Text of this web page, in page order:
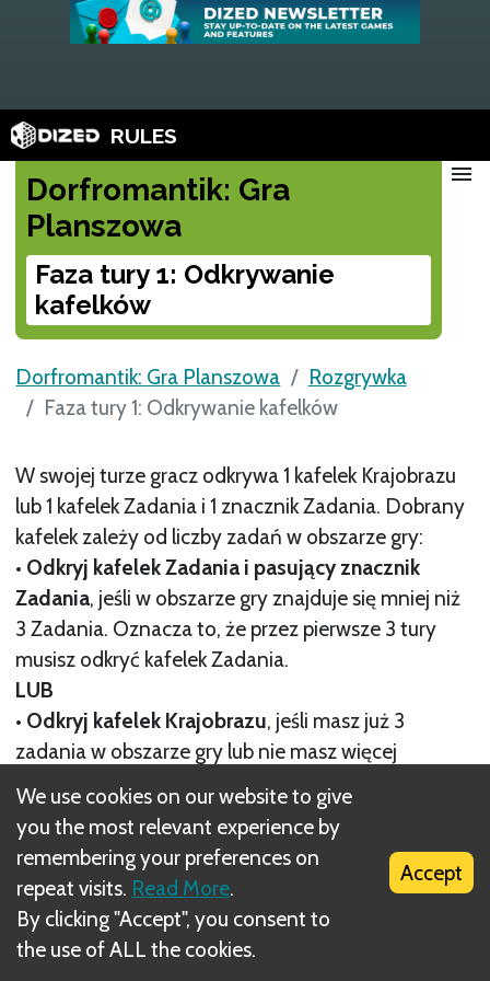
RULES
Dorfromantik: Gra
Planszowa
Faza tury 1: Odkrywanie
kafelków
menu
Dorfromantik: Gra Planszowa
Rozgrywka
Faza tury 1: Odkrywanie kafelków
W swojej turze gracz odkrywa 1 kafelek Krajobrazu
lub 1 kafelek Zadania i 1 znacznik Zadania. Dobrany
kafelek zależy od liczby zadań w obszarze gry:
• Odkryj kafelek Zadania i pasujący znacznik
Zadania, jeśli w obszarze gry znajduje się mniej niż
3 Zadania. Oznacza to, że przez pierwsze 3 tury
musisz odkryć kafelek Zadania.
LUB
• Odkryj kafelek Krajobrazu, jeśli masz już 3
zadania w obszarze gry lub nie masz więcej
kafelków Zadań do dobrania. Jeśli gracz musi
odkryć kafelek Krajobrazu, ale nie ma już żadnych
kafelków, rozgrywka natychmiast się kończy (patrz
Koniec rozgrywki).
Następnie kafelek zostanie umieszczony na
obszarze gry zgodnie z zasadami umieszczania
kafelków (patrz Faza tury 2: Umieszczanie
We use cookies on our website to give
you the most relevant experience by
remembering your preferences on
repeat visits. Read More.
By clicking "Accept", you consent to
the use of ALL the cookies.
Accept